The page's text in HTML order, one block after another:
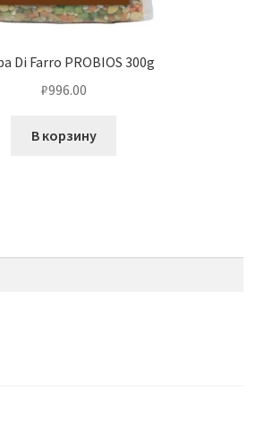
Di Farro PROBIOS 300g
₽996.00
В корзину